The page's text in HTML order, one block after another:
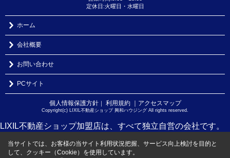
定休日:火曜日・水曜日
ホーム
会社概要
お問い合わせ
PCサイト
個人情報保護方針｜ 利用規約 ｜アクセスマップ
Copyright(c) LIXIL不動産ショップ 興和ハウジング All rights reserved.
LIXIL不動産ショップ加盟店は、すべて独立自営の会社です。
当サイトでは、お客様の当サイト利用状況把握、サービス向上検討を目的と
して、クッキー（Cookie）を使用しています。